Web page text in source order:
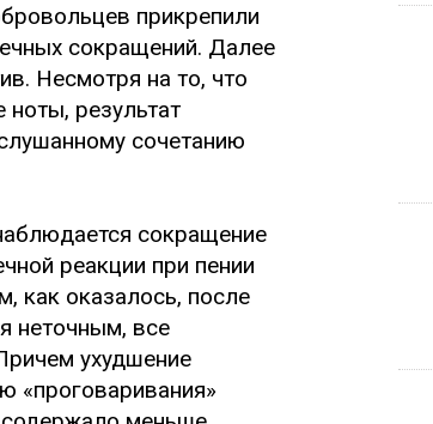
прикрепили
сокращений. Далее
Несмотря на то, что
результат
сочетанию
сокращение
реакции при пении
как оказалось, после
неточным, все
ухудшение
«проговаривания»